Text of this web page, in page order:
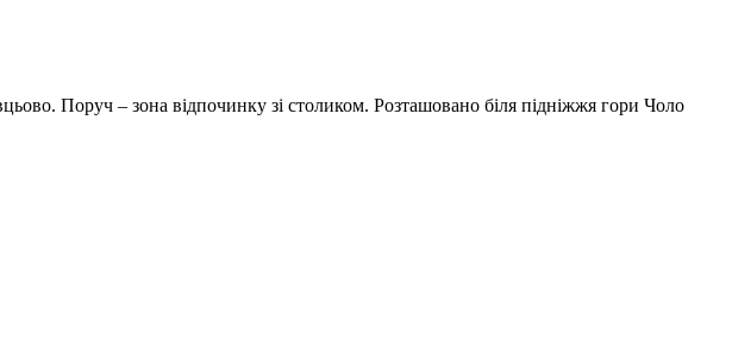
Поруч – зона відпочинку зі столиком. Розташовано біля підніжжя гори Чоло